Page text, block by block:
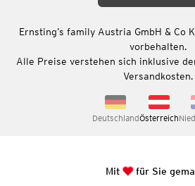
Ernsting’s family Austria GmbH & Co
vorbehalten.
Alle Preise verstehen sich inklusive
Versandkosten.
DeutschlandÖsterreich
Mit für Sie